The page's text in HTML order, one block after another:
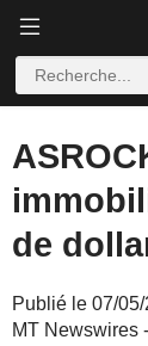
de
Publié le 07/
MT Newswires